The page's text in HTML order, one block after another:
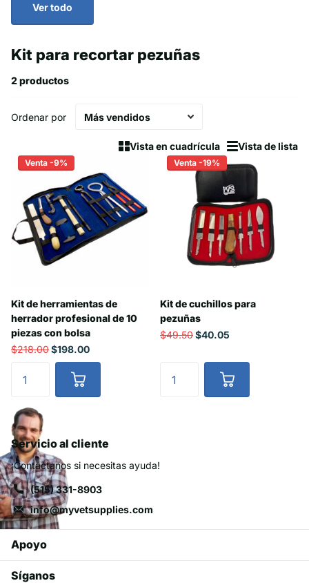
Ver todo
Kit para recortar pezuñas
2 productos
Vista en cuadrícula Vista de lista
Ordenar por
Venta -9%
Kit de herramientas de
herrador profesional de 10
piezas con bolsa
$218.00$198.00
Venta -19%
Kit de cuchillos para
pezuñas
$49.50$40.05
Servicio al cliente
¡Contáctanos si necesitas ayuda!
(515) 331-8903
info@myvetsupplies.com
Apoyo
Síganos